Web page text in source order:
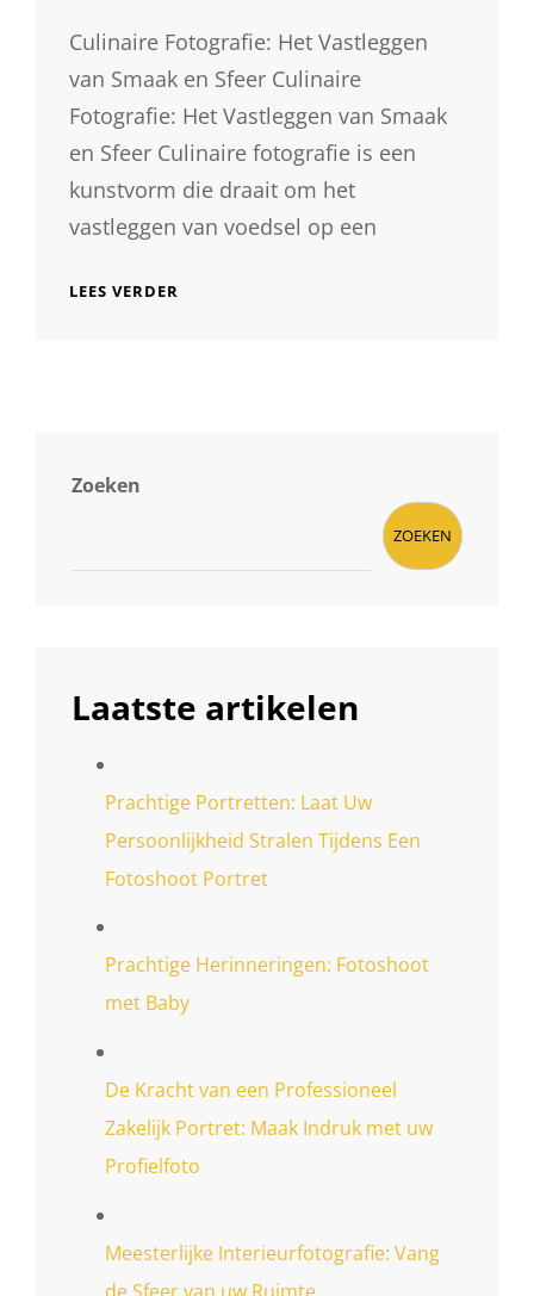
Culinaire Fotografie: Het Vastleggen
van Smaak en Sfeer Culinaire
Fotografie: Het Vastleggen van Smaak
en Sfeer Culinaire fotografie is een
kunstvorm die draait om het
vastleggen van voedsel op een
LEES VERDER
Zoeken
ZOEKEN
Laatste artikelen
Prachtige Portretten: Laat Uw
Persoonlijkheid Stralen Tijdens Een
Fotoshoot Portret
Prachtige Herinneringen: Fotoshoot
met Baby
De Kracht van een Professioneel
Zakelijk Portret: Maak Indruk met uw
Profielfoto
Meesterlijke Interieurfotografie: Vang